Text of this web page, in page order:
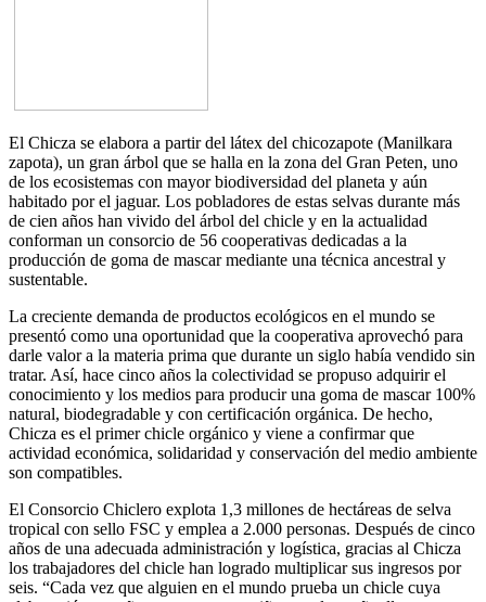
El Chicza se elabora a partir del látex del chicozapote (Manilkara
zapota), un gran árbol que se halla en la zona del Gran Peten, uno
de los ecosistemas con mayor biodiversidad del planeta y aún
habitado por el jaguar. Los pobladores de estas selvas durante más
de cien años han vivido del árbol del chicle y en la actualidad
conforman un consorcio de 56 cooperativas dedicadas a la
producción de goma de mascar mediante una técnica ancestral y
sustentable.
La creciente demanda de productos ecológicos en el mundo se
presentó como una oportunidad que la cooperativa aprovechó para
darle valor a la materia prima que durante un siglo había vendido sin
tratar. Así, hace cinco años la colectividad se propuso adquirir el
conocimiento y los medios para producir una goma de mascar 100%
natural, biodegradable y con certificación orgánica. De hecho,
Chicza es el primer chicle orgánico y viene a confirmar que
actividad económica, solidaridad y conservación del medio ambiente
son compatibles.
El Consorcio Chiclero explota 1,3 millones de hectáreas de selva
tropical con sello FSC y emplea a 2.000 personas. Después de cinco
años de una adecuada administración y logística, gracias al Chicza
los trabajadores del chicle han logrado multiplicar sus ingresos por
seis. “Cada vez que alguien en el mundo prueba un chicle cuya